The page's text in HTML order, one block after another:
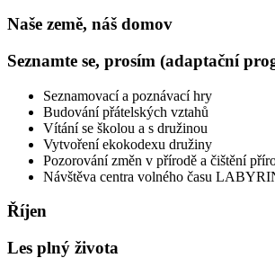
Naše země, náš domov
Seznamte se, prosím (adaptační
Seznamovací a poznávací hry
Budování přátelských vztahů
Vítání se školou a s družinou
Vytvoření ekokodexu družiny
Pozorování změn v přírodě a čištění
Návštěva centra volného času
Říjen
Les plný života